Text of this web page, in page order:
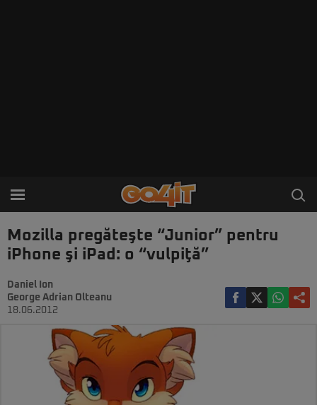
Mozilla pregăteşte “Junior” pentru
iPhone şi iPad: o “vulpiţă”
Daniel Ion
George Adrian Olteanu
18.06.2012